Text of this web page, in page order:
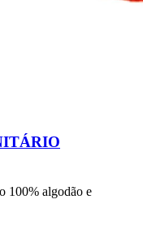
100% algodão e